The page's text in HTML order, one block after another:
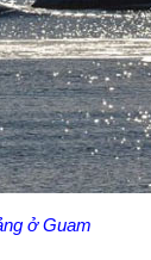
ở Guam